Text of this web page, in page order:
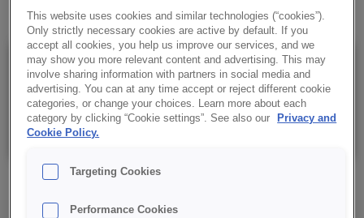
Details
Saco: 5 Kg
This website uses cookies and similar technologies (“cookies”).
Only strictly necessary cookies are active by default. If you
accept all cookies, you help us improve our services, and we
may show you more relevant content and advertising. This may
involve sharing information with partners in social media and
advertising. You can at any time accept or reject different cookie
categories, or change your choices. Learn more about each
category by clicking “Cookie settings”. See also our
Privacy and
Cookie Policy.
Targeting Cookies
Performance Cookies